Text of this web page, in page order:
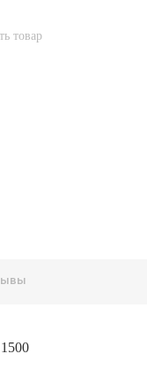
товар